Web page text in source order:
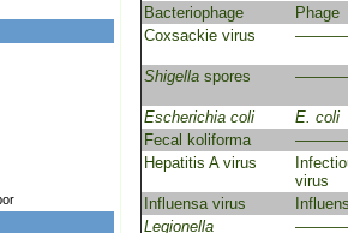
Bacteriophage
Phage
Coxsackie virus
Shigella spores
Escherichia coli
E. coli
Fecal koliforma
Hepatitis A virus
virus
Influensa virus
Legionella